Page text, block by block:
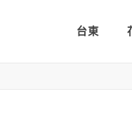
台東